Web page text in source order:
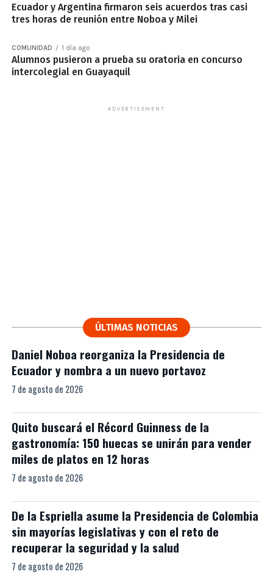
Ecuador y Argentina firmaron seis acuerdos tras casi
tres horas de reunión entre Noboa y Milei
COMUNIDAD 1 día ago
Alumnos pusieron a prueba su oratoria en concurso
intercolegial en Guayaquil
ADVERTISEMENT
ÚLTIMAS NOTICIAS
Daniel Noboa reorganiza la Presidencia de
Ecuador y nombra a un nuevo portavoz
7 de agosto de 2026
Quito buscará el Récord Guinness de la
gastronomía: 150 huecas se unirán para vender
miles de platos en 12 horas
7 de agosto de 2026
De la Espriella asume la Presidencia de Colombia
sin mayorías legislativas y con el reto de
recuperar la seguridad y la salud
7 de agosto de 2026